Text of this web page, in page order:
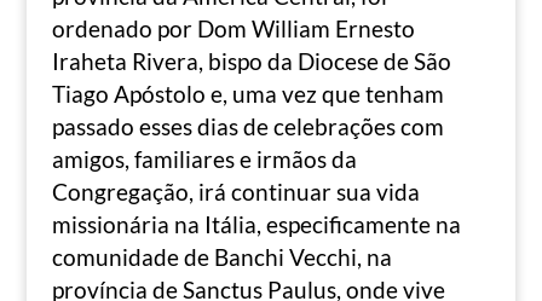
ordenado por Dom William Ernesto
Iraheta Rivera, bispo da Diocese de São
Tiago Apóstolo e, uma vez que tenham
passado esses dias de celebrações com
amigos, familiares e irmãos da
Congregação, irá continuar sua vida
missionária na Itália, especificamente na
comunidade de Banchi Vecchi, na
província de Sanctus Paulus, onde vive